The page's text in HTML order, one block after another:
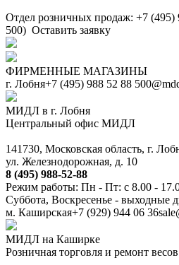
Отдел розничных продаж: +7 (495)
500) Оставить заявку
ФИРМЕННЫЕ МАГАЗИНЫ
г. Лобня+7 (495) 988 52 88
МИДЛ в г. Лобня
Центральный офис МИДЛ
141730, Московская область, г.
ул. Железнодорожная, д. 10
8 (495) 988-52-88
Режим работы: Пн - Пт: с 8.00 -
Суббота, Воскресенье - выходные
м. Каширская+7 (929) 944 06 36
МИДЛ на Каширке
Розничная торговля и ремонт